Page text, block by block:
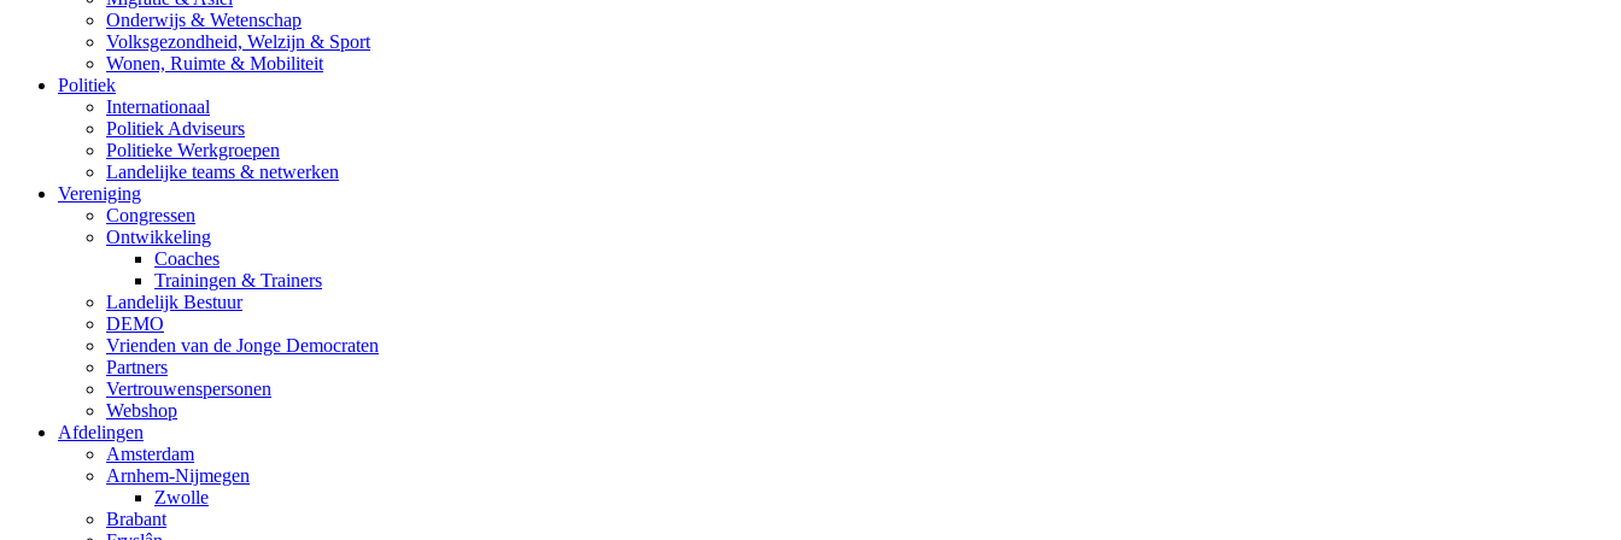
Onderwijs & Wetenschap
Volksgezondheid, Welzijn & Sport
Wonen, Ruimte & Mobiliteit
Politiek
Internationaal
Politiek Adviseurs
Politieke Werkgroepen
Landelijke teams & netwerken
Vereniging
Congressen
Ontwikkeling
Coaches
Trainingen & Trainers
Landelijk Bestuur
DEMO
Vrienden van de Jonge Democraten
Partners
Vertrouwenspersonen
Webshop
Afdelingen
Amsterdam
Arnhem-Nijmegen
Zwolle
Brabant